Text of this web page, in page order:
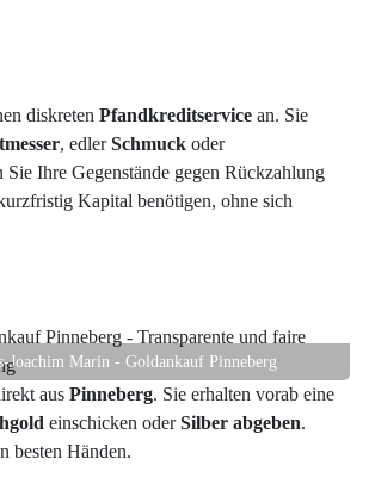
diskreten Pfandkreditservice an. Sie
, edlerSchmuck oder
Ihre Gegenstände gegen Rückzahlung
Kapital benötigen, ohne sich
Joachim Marin - Goldankauf Pinneberg
aus Pinneberg. Sie erhalten vorab eine
einschicken oderSilber abgeben.
besten Händen.